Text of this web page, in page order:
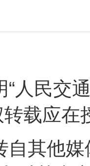
“人民交
载应
自其他